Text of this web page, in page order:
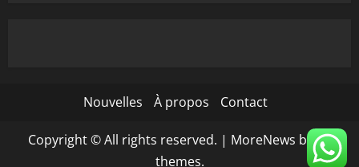
Nouvelles À propos Contact
Copyright © All rights reserved. | MoreNews by AF
themes.